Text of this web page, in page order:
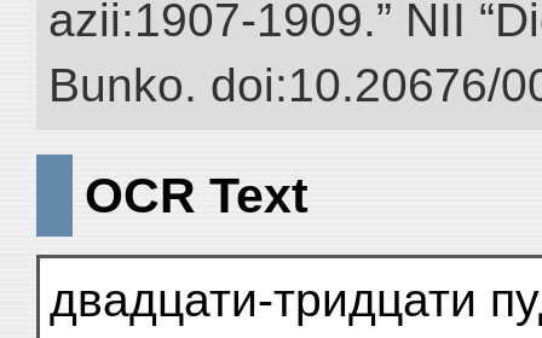
azii:1907-1909.” NII
Bunko. doi:10.20676/
OCR Text
двадцати-тридцати